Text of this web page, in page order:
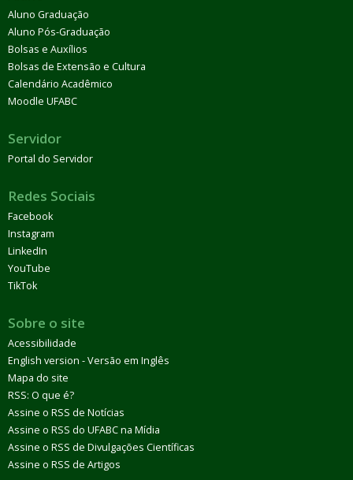
Aluno Graduação
Aluno Pós-Graduação
Bolsas e Auxílios
Bolsas de Extensão e Cultura
Calendário Acadêmico
Moodle UFABC
Servidor
Portal do Servidor
Redes Sociais
Facebook
Instagram
LinkedIn
YouTube
TikTok
Sobre o site
Acessibilidade
English version - Versão em Inglês
Mapa do site
RSS: O que é?
Assine o RSS de Notícias
Assine o RSS do UFABC na Mídia
Assine o RSS de Divulgações Científicas
Assine o RSS de Artigos